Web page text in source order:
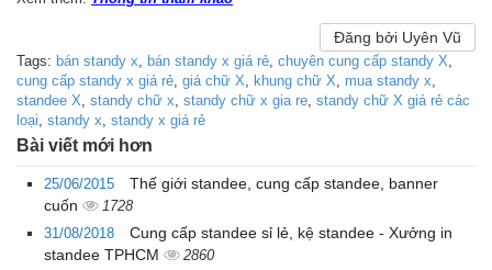
Đăng bởi Uyên Vũ
Tags: bán standy x bán standy x giá rẻ chuyên cung cấp standy X
cung cấp standy x giá rẻ giá chữ X khung chữ X mua standy x
standee X standy chữ x standy chữ x gia re standy chữ X giá rẻ các
loại standy x standy x giá rẻ
Bài viết mới hơn
25/06/2015
Thế giới standee, cung cấp standee, banner
cuốn
1728
31/08/2018
Cung cấp standee sỉ lẻ, kệ standee - Xưởng in
standee TPHCM
2860